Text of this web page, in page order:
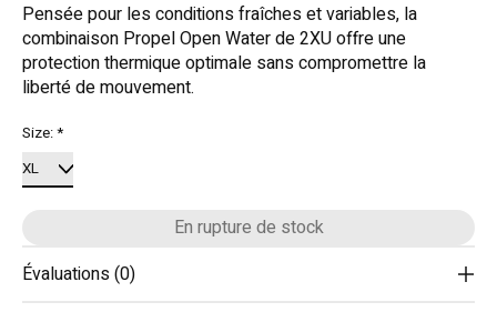
Pensée pour les conditions fraîches et variables, la
combinaison Propel Open Water de 2XU offre une
protection thermique optimale sans compromettre la
liberté de mouvement.
Size:*
En rupture de stock
Évaluations (0)